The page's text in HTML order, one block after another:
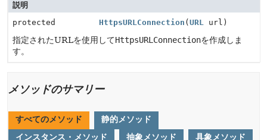
説明
protected
HttpsURLConnection ( URL url)
指定されたURLを使用してHttpsURLConnectionを作成しま
す。
メソッドのサマリー
すべてのメソッド
静的メソッド
インスタンス・メソッド
抽象メソッド 具象メソッド